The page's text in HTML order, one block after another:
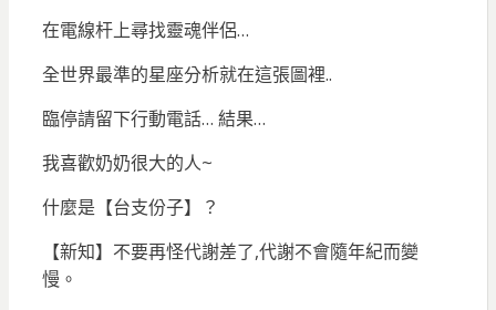
在電線杆上尋找靈魂伴侶…
全世界最準的星座分析就在這張圖裡..
臨停請留下行動電話… 結果…
我喜歡奶奶很大的人~
什麼是【台支份子】？
【新知】不要再怪代謝差了,代謝不會隨年紀而變
慢。